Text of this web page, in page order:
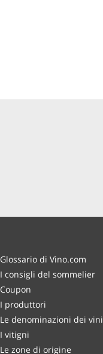
Glossario di Vino.com
I consigli del sommelier
Coupon
I produttori
Le denominazioni dei vini
I vitigni
Le zone di origine